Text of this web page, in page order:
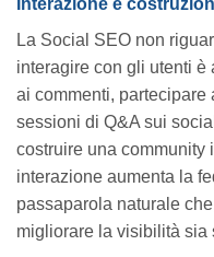
Interazione e
La Social SEO non
interagire con gli utenti è
ai commenti,
sessioni di Q&A sui
costruire una community
interazione aumenta la
passaparola naturale
migliorare la visibilità sia